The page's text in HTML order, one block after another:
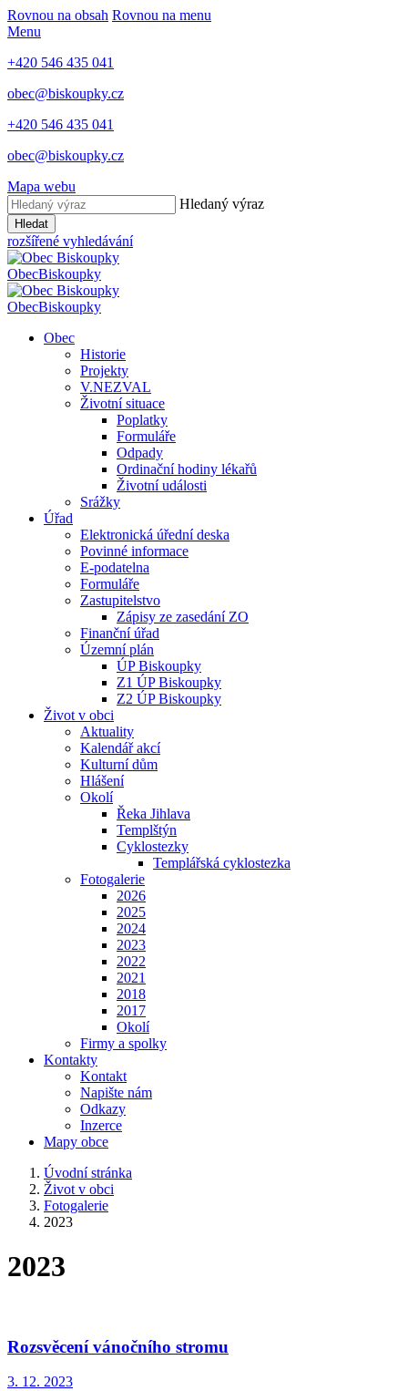
Rovnou na obsah Rovnou na menu
Menu
+420 546 435 041
obec@biskoupky.cz
+420 546 435 041
obec@biskoupky.cz
Mapa webu
Hledaný výraz
Hledat
rozšířené vyhledávání
ObecBiskoupky
ObecBiskoupky
Obec
Historie
Projekty
V.NEZVAL
Životní situace
Poplatky
Formuláře
Odpady
Ordinační hodiny lékařů
Životní události
Srážky
Úřad
Elektronická úřední deska
Povinné informace
E-podatelna
Formuláře
Zastupitelstvo
Zápisy ze zasedání ZO
Finanční úřad
Územní plán
ÚP Biskoupky
Z1 ÚP Biskoupky
Z2 ÚP Biskoupky
Život v obci
Aktuality
Kalendář akcí
Kulturní dům
Hlášení
Okolí
Řeka Jihlava
Templštýn
Cyklostezky
Templářská cyklostezka
Fotogalerie
2026
2025
2024
2023
2022
2021
2018
2017
Okolí
Firmy a spolky
Kontakty
Kontakt
Napište nám
Odkazy
Inzerce
Mapy obce
Úvodní stránka
Život v obci
Fotogalerie
2023
2023
Rozsvěcení vánočního stromu
3. 12. 2023